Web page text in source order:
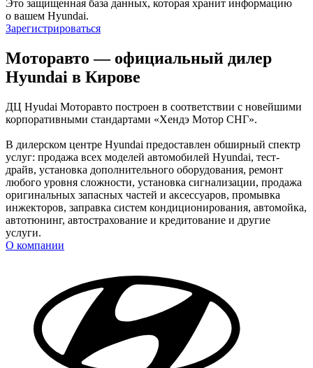
Это защищенная база данных, которая хранит информацию
о вашем Hyundai.
Зарегистрироваться
Моторавто — официальный дилер
Hyundai в Кирове
ДЦ Hyudai Моторавто построен в соответствии с новейшими
корпоративными стандартами «Хендэ Мотор СНГ».
В дилерском центре Hyundai предоставлен обширный спектр
услуг: продажа всех моделей автомобилей Hyundai, тест-
драйв, установка дополнительного оборудования, ремонт
любого уровня сложности, установка сигнализации, продажа
оригинальных запасных частей и аксессуаров, промывка
инжекторов, заправка систем кондиционирования, автомойка,
автотюнинг, автострахование и кредитование и другие
услуги.
О компании